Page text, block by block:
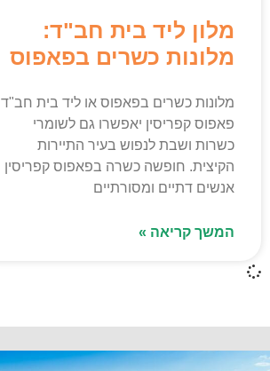
מלון ליד בית חב"ד:
מלונות כשרים בפאפוס
מלונות כשרים בפאפוס או ליד בית חב"ד
פאפוס קפריסין יאפשרו גם לשומרי
כשרות ושבת לנפוש בעיר התיירות
הקיצית. חופשה כשרה בפאפוס קפריסין
אנשים דתיים ומסורתיים
המשך קריאה »